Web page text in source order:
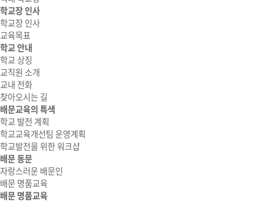
학교장 인사
학교장 인사
교육목표
학교 안내
학교 상징
교직원 소개
교내 전화
찾아오시는 길
배문교육의 특색
학교 발전 계획
학교교육개선팀 운영계획
학교발전을 위한 워크샵
배문 동문
자랑스러운 배문인
배문 명품교육
배문 명품교육